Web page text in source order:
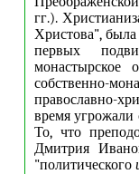
гг.).
Христова", была
первых
монастырское
собственно-
православно-
время угрожали
То, что
Дмитрия
"политического